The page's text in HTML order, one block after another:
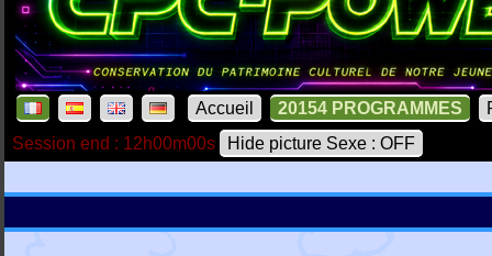
Accueil 20154 PROGRAMMES
Session end : 12h00m00s
Hide picture Sexe : OFF